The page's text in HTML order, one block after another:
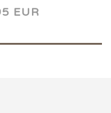
Humano
EUR